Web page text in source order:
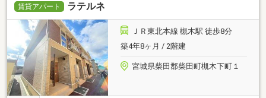
賃貸アパート ラテルネ
ＪＲ東北本線 槻木駅 徒歩8分
築4年8ヶ月 / 2階建
宮城県柴田郡柴田町槻木下町１